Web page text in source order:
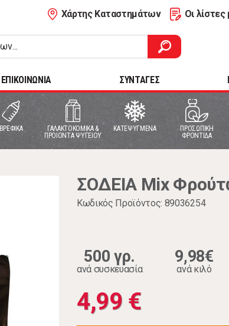
Χάρτης Καταστημάτων Οι λίστες
ΕΠΙΚΟΙΝΩΝΙΑ ΣΥΝΤΑΓΕΣ
ΒΡΕΦΙΚΑ
ΓΑΛΑΚΤΟΚΟΜΙΚΑ &
ΠΡΟΙΟΝΤΑ ΨΥΓΕΙΟΥ
ΚΑΤΕΨΥΓΜΕΝΑ
ΠΡΟΣΩΠΙΚΗ
ΦΡΟΝΤΙΔΑ
ΣΟΔΕΙΑ Mix
Κωδικός Προϊόντος: 89036254
500 γρ.
ανά συσκευασία
9,98€
ανά κιλό
4,99 €